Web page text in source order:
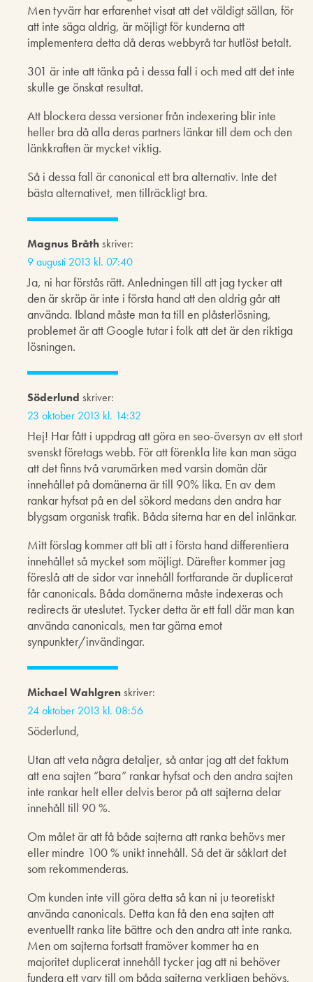
Men tyvärr har erfarenhet visat att det väldigt sällan, för
att inte säga aldrig, är möjligt för kunderna att
implementera detta då deras webbyrå tar hutlöst betalt.
301 är inte att tänka på i dessa fall i och med att det inte
skulle ge önskat resultat.
Att blockera dessa versioner från indexering blir inte
heller bra då alla deras partners länkar till dem och den
länkkraften är mycket viktig.
Så i dessa fall är canonical ett bra alternativ. Inte det
bästa alternativet, men tillräckligt bra.
Magnus Bråthskriver:
9 augusti 2013 kl. 07:40
Ja, ni har förstås rätt. Anledningen till att jag tycker att
den är skräp är inte i första hand att den aldrig går att
använda. Ibland måste man ta till en plåsterlösning,
problemet är att Google tutar i folk att det är den riktiga
lösningen.
Söderlund skriver:
23 oktober 2013 kl. 14:32
Hej! Har fått i uppdrag att göra en seo-översyn av ett stort
svenskt företags webb. För att förenkla lite kan man säga
att det finns två varumärken med varsin domän där
innehållet på domänerna är till 90% lika. En av dem
rankar hyfsat på en del sökord medans den andra har
blygsam organisk trafik. Båda siterna har en del inlänkar.
Mitt förslag kommer att bli att i första hand differentiera
innehållet så mycket som möjligt. Därefter kommer jag
föreslå att de sidor var innehåll fortfarande är duplicerat
får canonicals. Båda domänerna måste indexeras och
redirects är uteslutet. Tycker detta är ett fall där man kan
använda canonicals, men tar gärna emot
synpunkter/invändingar.
Michael Wahlgrenskriver:
24 oktober 2013 kl. 08:56
Söderlund,
Utan att veta några detaljer, så antar jag att det faktum
att ena sajten ”bara” rankar hyfsat och den andra sajten
inte rankar helt eller delvis beror på att sajterna delar
innehåll till 90 %.
Om målet är att få både sajterna att ranka behövs mer
eller mindre 100 % unikt innehåll. Så det är såklart det
som rekommenderas.
Om kunden inte vill göra detta så kan ni ju teoretiskt
använda canonicals. Detta kan få den ena sajten att
eventuellt ranka lite bättre och den andra att inte ranka.
Men om sajterna fortsatt framöver kommer ha en
majoritet duplicerat innehåll tycker jag att ni behöver
fundera ett varv till om båda sajterna verkligen behövs,